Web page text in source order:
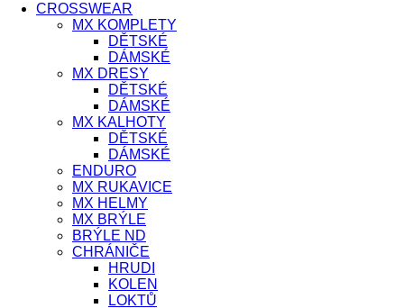
CROSSWEAR
MX KOMPLETY
DĚTSKÉ
DÁMSKÉ
MX DRESY
DĚTSKÉ
DÁMSKÉ
MX KALHOTY
DĚTSKÉ
DÁMSKÉ
ENDURO
MX RUKAVICE
MX HELMY
MX BRÝLE
BRÝLE ND
CHRÁNIČE
HRUDI
KOLEN
LOKTŮ